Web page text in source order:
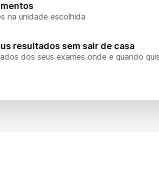
na unidade escolhida
resultados sem sair de casa
dos seus exames onde e quando